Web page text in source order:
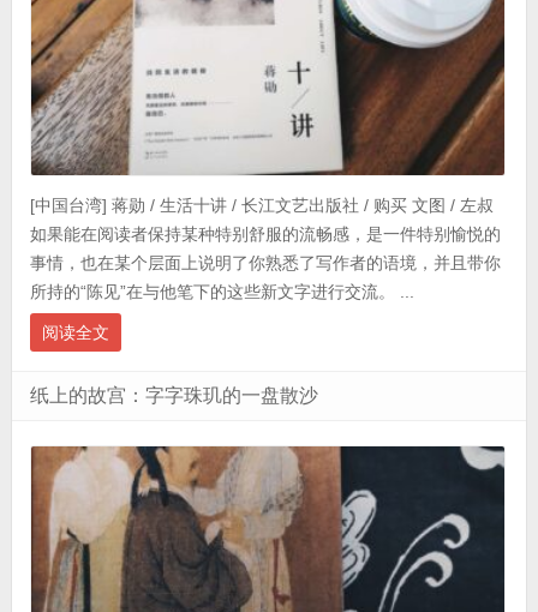
[中国台湾] 蒋勋 / 生活十讲 / 长江文艺出版社 / 购买 文图 / 左叔
如果能在阅读者保持某种特别舒服的流畅感，是一件特别愉悦的
事情，也在某个层面上说明了你熟悉了写作者的语境，并且带你
所持的“陈见”在与他笔下的这些新文字进行交流。 ...
阅读全文
纸上的故宫：字字珠玑的一盘散沙